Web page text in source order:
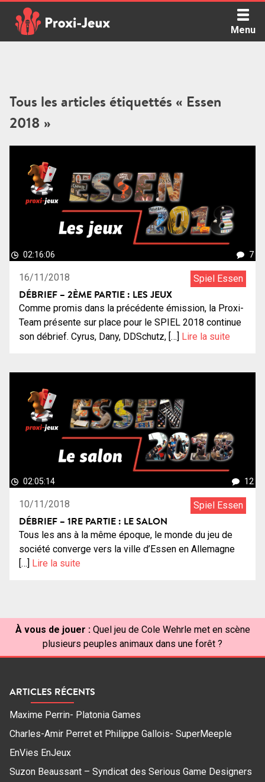
content
Menu
Tous les articles étiquettés « Essen
2018 »
02:16:06 7
16/11/2018 Spiel Essen
DÉBRIEF – 2ÈME PARTIE : LES JEUX
Comme promis dans la précédente émission, la Proxi-
Team présente sur place pour le SPIEL 2018 continue
son débrief. Cyrus, Dany, DDSchutz, […] Lire la suite
02:05:14 12
10/11/2018 Spiel Essen
DÉBRIEF – 1RE PARTIE : LE SALON
Tous les ans à la même époque, le monde du jeu de
société converge vers la ville d’Essen en Allemagne
[…] Lire la suite
À vous de jouer : Quel jeu de Cole Wehrle met en scène
plusieurs peuples animaux dans une forêt ?
ARTICLES RÉCENTS
Maxime Perrin- Platonia Games
Charles-Amir Perret et Philippe Gallois- SuperMeeple
EnVies EnJeux
Suzon Beaussant – Syndicat des Serious Game Designers